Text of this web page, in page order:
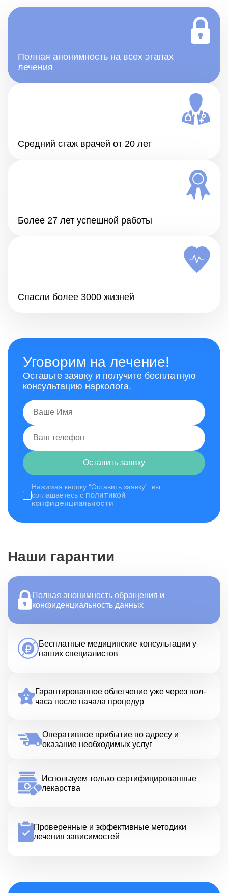
Полная анонимность на всех этапах
лечения
Средний стаж врачей от 20 лет
Более 27 лет успешной работы
Спасли более 3000 жизней
Уговорим на лечение!
Оставьте заявку и получите бесплатную
консультацию нарколога.
Нажимая кнопку “Оставить заявку”, вы
соглашаетесь с политикой
конфиденциальности
Оставить заявку
Наши гарантии
Полная анонимность обращения и
конфиденциальность данных
Бесплатные медицинские консультации у
наших специалистов
Гарантированное облегчение уже через пол-
часа после начала процедур
Оперативное прибытие по адресу и
оказание необходимых услуг
Используем только сертифицированные
лекарства
Проверенные и эффективные методики
лечения зависимостей